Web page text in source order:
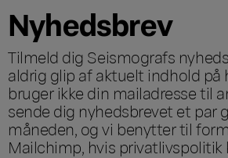
Nyhedsbrev
Tilmeld dig Seismografs
aldrig glip af aktuelt indhold på
bruger ikke din mailadresse til
sende dig nyhedsbrevet et par
måneden, og vi benytter til
Mailchimp, hvis